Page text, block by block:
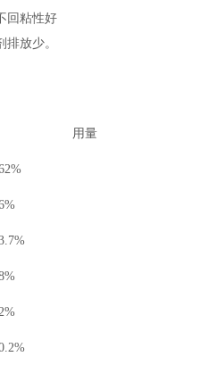
粘性好
放少。
用量